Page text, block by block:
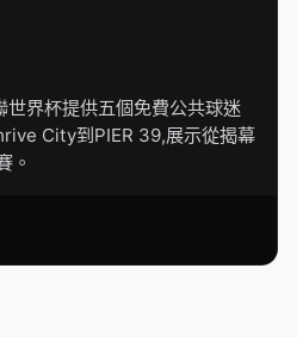
界杯提供五個免費公共球迷
City到PIER 39,展示從揭幕
。